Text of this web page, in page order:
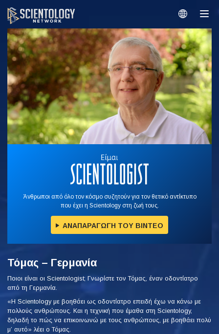
Άνθρωποι από όλο τον κόσμο συζητούν για τον θετικό αντίκτυπο
που έχει η Scientology στη ζωή τους.
ΑΝΑΠΑΡΑΓΩΓΗ ΤΟΥ ΒΙΝΤΕΟ
Τόμας – Γερμανία
Ποιοι είναι οι Scientologist; Γνωρίστε τον Τόμας, έναν οδοντίατρο
από τη Γερμανία.
«Η Scientology με βοηθάει ως οδοντίατρο επειδή έχω να κάνω με
πολλούς ανθρώπους. Και η τεχνική που έμαθα στη Scientology,
δηλαδή το πώς να επικοινωνώ με τους ανθρώπους, με βοηθάει πολύ
μ’ αυτό» λέει ο Τόμας.